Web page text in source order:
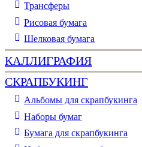
Трансферы
Рисовая бумага
Шелковая бумага
КАЛЛИГРАФИЯ
СКРАПБУКИНГ
Альбомы для скрапбукинга
Наборы бумаг
Бумага для скрапбукинга